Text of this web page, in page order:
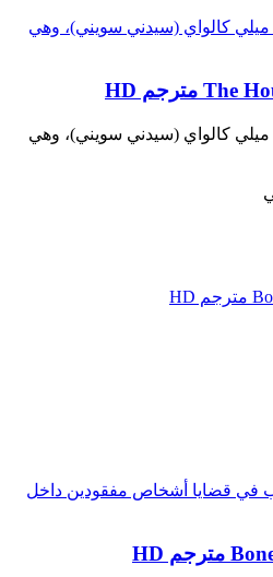
ميلي كالواي (سيدني سويني)، وهي
ميلي كالواي (سيدني سويني)، وهي
في قضايا أشخاص مفقودين داخل